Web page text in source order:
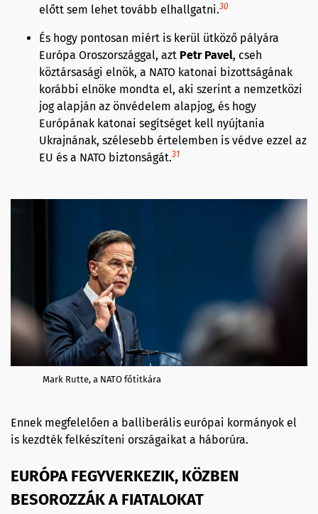
előtt sem lehet tovább elhallgatni.30
És hogy pontosan miért is kerül ütköző pályára
Európa Oroszországgal, azt Petr Pavel, cseh
köztársasági elnök, a NATO katonai bizottságának
korábbi elnöke mondta el, aki szerint a nemzetközi
jog alapján az önvédelem alapjog, és hogy
Európának katonai segítséget kell nyújtania
Ukrajnának, szélesebb értelemben is védve ezzel az
EU és a NATO biztonságát.31
Mark Rutte, a NATO főtitkára
Ennek megfelelően a balliberális európai kormányok el
is kezdték felkészíteni országaikat a háborúra.
EURÓPA FEGYVERKEZIK, KÖZBEN
BESOROZZÁK A FIATALOKAT